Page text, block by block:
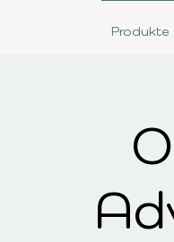
Produkte